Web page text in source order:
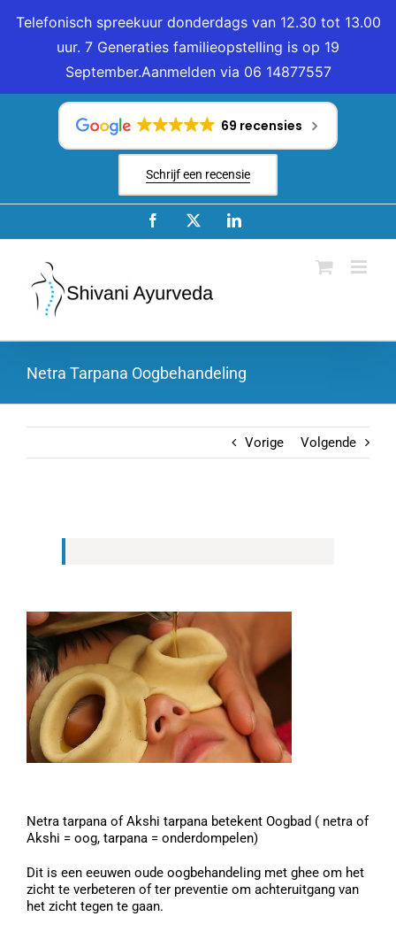
Telefonisch spreekuur donderdags van 12.30 tot 13.00
uur. 7 Generaties familieopstelling is op 19
September.Aanmelden via 06 14877557
69 recensies
Schrijf een recensie
Facebook LinkedIn
Netra Tarpana Oogbehandeling
Vorige Volgende
Netra tarpana of Akshi tarpana betekent Oogbad ( netra of
Akshi = oog, tarpana = onderdompelen)
Dit is een eeuwen oude oogbehandeling met ghee om het
zicht te verbeteren of ter preventie om achteruitgang van
het zicht tegen te gaan.